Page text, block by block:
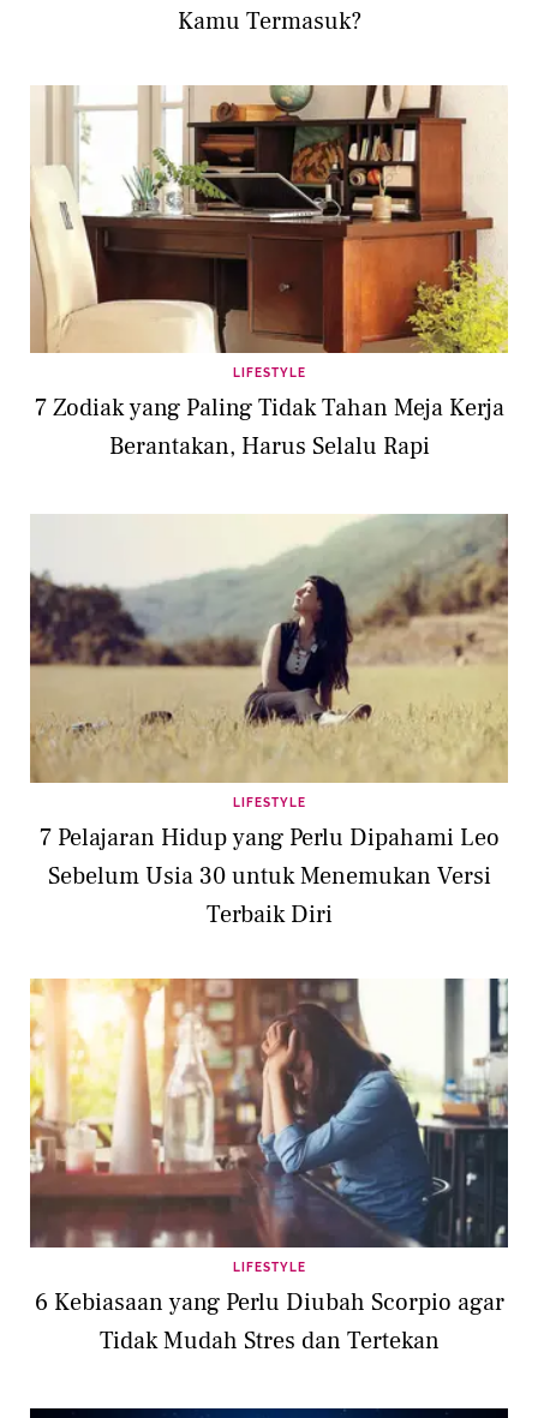
Kamu Termasuk?
LIFESTYLE
7 Zodiak yang Paling Tidak Tahan Meja Kerja
Berantakan, Harus Selalu Rapi
LIFESTYLE
7 Pelajaran Hidup yang Perlu Dipahami Leo
Sebelum Usia 30 untuk Menemukan Versi
Terbaik Diri
LIFESTYLE
6 Kebiasaan yang Perlu Diubah Scorpio agar
Tidak Mudah Stres dan Tertekan